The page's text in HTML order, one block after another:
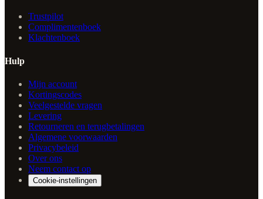
Trustpilot
Complimentenboek
Klachtenboek
Hulp
Mijn account
Kortingscodes
Veelgestelde vragen
Levering
Retourneren en terugbetalingen
Algemene voorwaarden
Privacybeleid
Over ons
Neem contact op
Cookie-instellingen